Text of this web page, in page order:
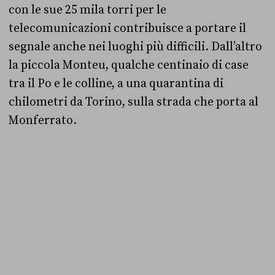
con le sue 25 mila torri per le
telecomunicazioni contribuisce a portare il
segnale anche nei luoghi più difficili. Dall’altro
la piccola Monteu, qualche centinaio di case
tra il Po e le colline, a una quarantina di
chilometri da Torino, sulla strada che porta al
Monferrato.